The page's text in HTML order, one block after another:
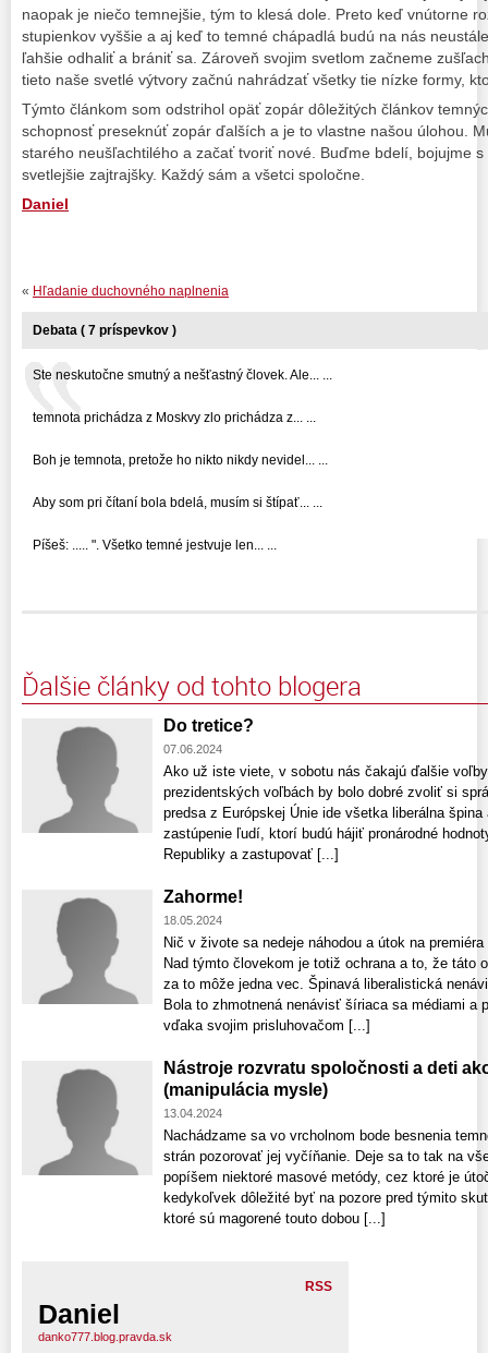
naopak je niečo temnejšie, tým to klesá dole. Preto keď vnútorne
stupienkov vyššie a aj keď to temné chápadlá budú na nás
ľahšie odhaliť a brániť sa. Zároveň svojim svetlom začneme
tieto naše svetlé výtvory začnú nahrádzať všetky tie nízke formy,
Týmto článkom som odstrihol opäť zopár dôležitých článkov
schopnosť preseknúť zopár ďalších a je to vlastne našou úlohou.
starého neušľachtilého a začať tvoriť nové. Buďme bdelí, bojujme
svetlejšie zajtrajšky. Každý sám a všetci spoločne.
Daniel
« Hľadanie duchovného naplnenia
Debata ( 7 príspevkov )
Ste neskutočne smutný a nešťastný človek. Ale... ...
temnota prichádza z Moskvy zlo prichádza z... ...
Boh je temnota, pretože ho nikto nikdy nevidel... ...
Aby som pri čítaní bola bdelá, musím si štípať... ...
Píšeš: ..... ". Všetko temné jestvuje len... ...
Ďalšie články od tohto blogera
Do tretice?
07.06.2024
Ako už iste viete, v sobotu nás čakajú ďalšie
prezidentských voľbách by bolo dobré zvoliť si
predsa z Európskej Únie ide všetka liberálna
zastúpenie ľudí, ktorí budú hájiť pronárodné
Republiky a zastupovať [...]
Zahorme!
18.05.2024
Nič v živote sa nedeje náhodou a útok na
Nad týmto človekom je totiž ochrana a to, že táto
za to môže jedna vec. Špinavá liberalistická
Bola to zhmotnená nenávisť šíriaca sa médiami a
vďaka svojim prisluhovačom [...]
Nástroje rozvratu spoločnosti a deti
(manipulácia mysle)
13.04.2024
Nachádzame sa vo vrcholnom bode besnenia
strán pozorovať jej vyčíňanie. Deje sa to tak na
popíšem niektoré masové metódy, cez ktoré je
kedykoľvek dôležité byť na pozore pred týmito
ktoré sú magorené touto dobou [...]
RSS
Daniel
danko777.blog.pravda.sk